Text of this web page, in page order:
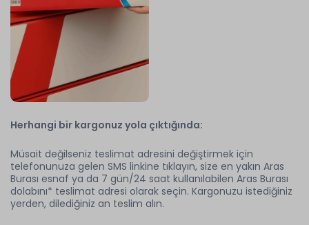
Herhangi bir kargonuz yola çıktığında:
Müsait değilseniz teslimat adresini değiştirmek için
telefonunuza gelen SMS linkine tıklayın, size en yakın Aras
Burası esnaf ya da 7 gün/24 saat kullanılabilen Aras Burası
dolabını* teslimat adresi olarak seçin. Kargonuzu istediğiniz
yerden, dilediğiniz an teslim alın.